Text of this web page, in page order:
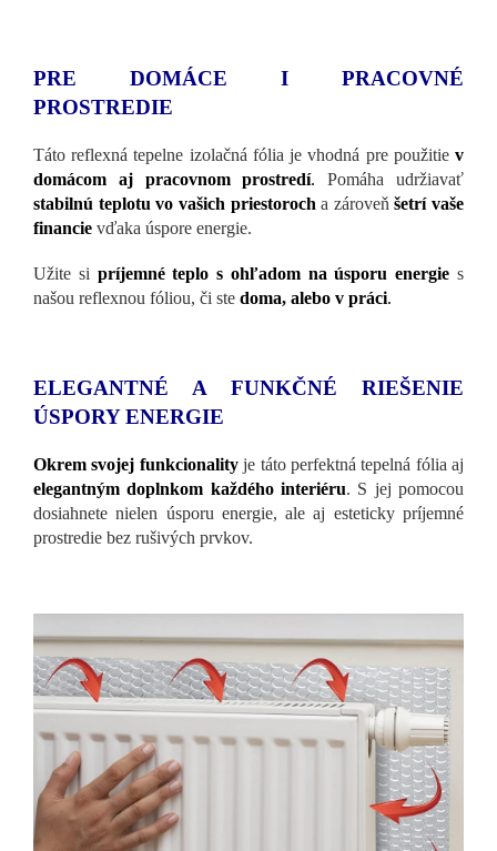
PRE DOMÁCE I PRACOVNÉ
PROSTREDIE
Táto reflexná tepelne izolačná fólia je vhodná pre použitie v
domácom aj pracovnom prostredí. Pomáha udržiavať
stabilnú teplotu vo vašich priestorocha zároveňšetrí vaše
financie vďaka úspore energie.
Užite si príjemné teplo s ohľadom na úsporu energie s
našou reflexnou fóliou, či ste doma, alebo v práci.
ELEGANTNÉ A FUNKČNÉ RIEŠENIE
ÚSPORY ENERGIE
Okrem svojej funkcionalityje táto perfektná tepelná fólia aj
elegantným doplnkom každého interiéru. S jej pomocou
dosiahnete nielen úsporu energie, ale aj esteticky príjemné
prostredie bez rušivých prvkov.